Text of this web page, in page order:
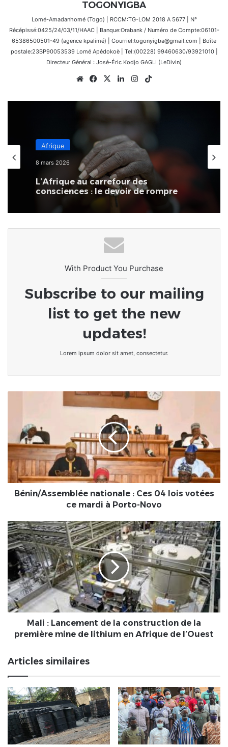
TOGONYIGBA
Lomé-Amadanhomé (Togo) | RCCM:TG-LOM 2018 A 5677 | N°
Récépissé:0425/24/03/11/HAAC | Banque:Orabank / Numéro de Compte:06101-
65386500501-49 (agence kpalimé) | Courriel:togonyigba@gmail.com | Boîte
postale:23BP90053539 Lomé Apédokoè | Tel:(00228) 99460630/93921010 |
Directeur Général : José-Éric Kodjo GAGLI (LeDivin)
WebsiteFacebook
X LinkedinInstagram
Afrique
8 mars 2026
L’Afrique au carrefour des
consciences : le devoir de rompre
avec la culture du naufrage
With Product You Purchase
Subscribe to our mailing
list to get the new
updates!
Lorem ipsum dolor sit amet, consectetur.
lois
votées
mardi
Bénin/Assemblée nationale : Ces 04 lois votées
ce mardi à Porto-Novo
Mali
:
Lancement
la
construction
de
la
première
Afrique
de
l’Ouest
Mali : Lancement de la construction de la
première mine de lithium en Afrique de l’Ouest
Articles similaires